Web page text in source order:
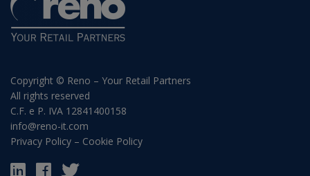
Copyright © Reno – Your Retail Partners
All rights reserved
C.F. e P. IVA 12841400158
info@reno-it.com
Privacy Policy – Cookie Policy